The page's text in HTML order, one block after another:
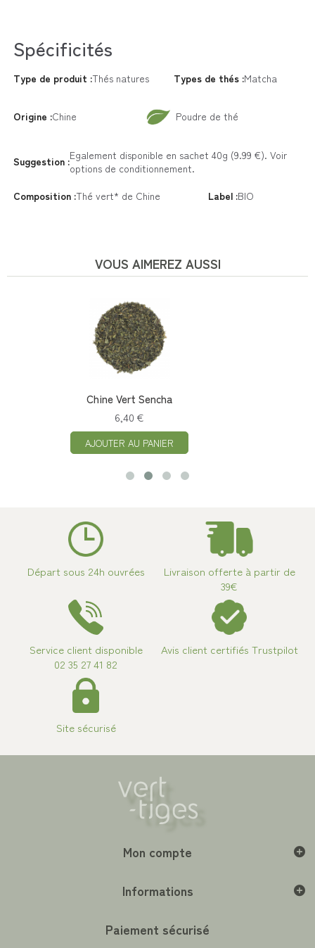
Spécificités
Type de produit :Thés natures Types de thés :Matcha
Origine :Chine Poudre de thé
Suggestion :Egalement disponible en sachet 40g (9.99 €). Voir
options de conditionnement.
Composition :Thé vert* de Chine Label :BIO
VOUS AIMEREZ AUSSI
Chine Vert Sencha
AJOUTER AU PANIER
Départ sous 24h ouvrées
Livraison offerte à partir de
39€
Service client disponible
02 35 27 41 82
Avis client certifiés Trustpilot
Site sécurisé
Mon compte
Informations
Paiement sécurisé